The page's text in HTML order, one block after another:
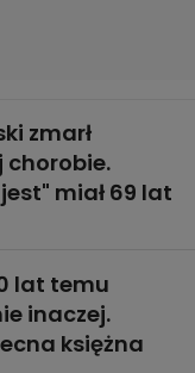
zmarł
chorobie.
miał 69 lat
lat temu
inaczej.
księżna